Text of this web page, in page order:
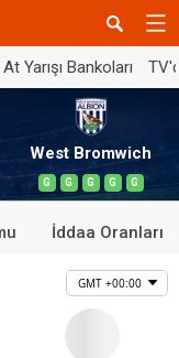
At Yarışı Bankoları
West Bromwich
G G G G G
İddaa Oranları
GMT +00:00